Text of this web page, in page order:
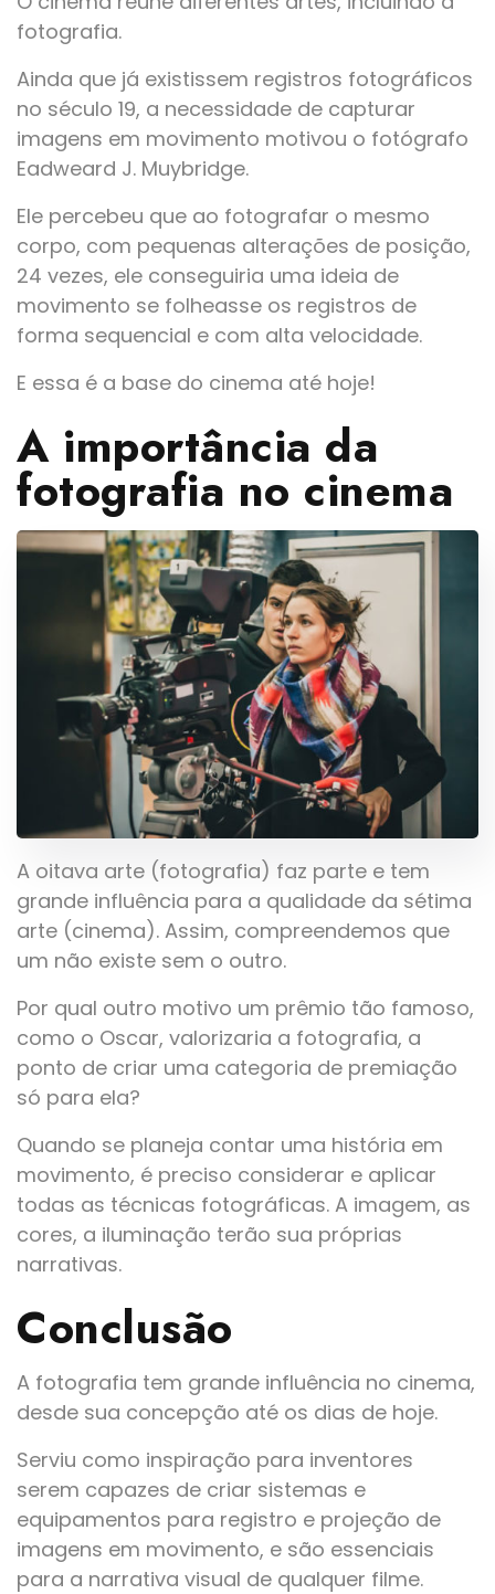
fotografia.
Ainda que já existissem registros fotográficos
no século 19, a necessidade de capturar
imagens em movimento motivou o fotógrafo
Eadweard J. Muybridge.
Ele percebeu que ao fotografar o mesmo
corpo, com pequenas alterações de posição,
24 vezes, ele conseguiria uma ideia de
movimento se folheasse os registros de
forma sequencial e com alta velocidade.
E essa é a base do cinema até hoje!
A importância da
fotografia no cinema
A oitava arte (fotografia) faz parte e tem
grande influência para a qualidade da sétima
arte (cinema). Assim, compreendemos que
um não existe sem o outro.
Por qual outro motivo um prêmio tão famoso,
como o Oscar, valorizaria a fotografia, a
ponto de criar uma categoria de premiação
só para ela?
Quando se planeja contar uma história em
movimento, é preciso considerar e aplicar
todas as técnicas fotográficas. A imagem, as
cores, a iluminação terão sua próprias
narrativas.
Conclusão
A fotografia tem grande influência no cinema,
desde sua concepção até os dias de hoje.
Serviu como inspiração para inventores
serem capazes de criar sistemas e
equipamentos para registro e projeção de
imagens em movimento, e são essenciais
para a narrativa visual de qualquer filme.